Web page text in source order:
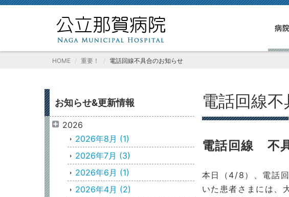
病
HOME 重要！ 電話回線不具合のお知らせ
電話回線
電話回線 不
本日（4/8）、電話
いた患者さまには、
お知らせ&更新情報
2026
2026年8月 (1)
2026年7月 (3)
2026年6月 (1)
2026年4月 (2)